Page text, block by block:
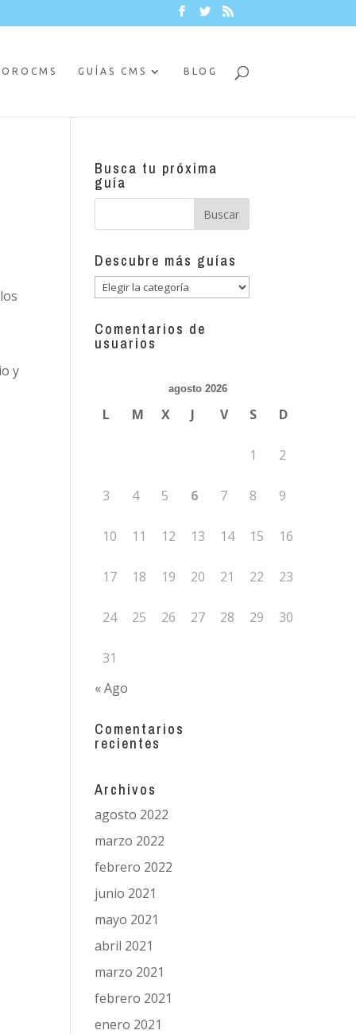
GUÍAS CMS BLOG
y
Busca tu próxima
guía
Descubre más guías
Descubre
guías
Comentarios de
usuarios
agosto 2026
L M X J V S D
1 2
3 4 5 6 7 8 9
10 11 12 13 14 15 16
17 18 19 20 21 22 23
24 25 26 27 28 29 30
31
« Ago
Comentarios
recientes
Archivos
agosto 2022
marzo 2022
febrero 2022
junio 2021
mayo 2021
abril 2021
marzo 2021
febrero 2021
enero 2021